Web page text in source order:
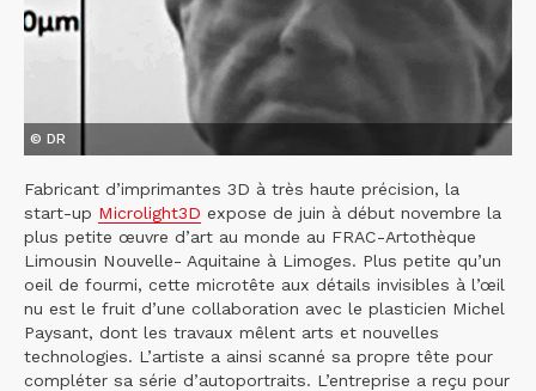
© DR
Fabricant d’imprimantes 3D à très haute précision, la
start-up Microlight3D expose de juin à début novembre la
plus petite œuvre d’art au monde au FRAC-Artothèque
Limousin Nouvelle- Aquitaine à Limoges. Plus petite qu’un
oeil de fourmi, cette microtête aux détails invisibles à l’œil
nu est le fruit d’une collaboration avec le plasticien Michel
Paysant, dont les travaux mêlent arts et nouvelles
technologies. L’artiste a ainsi scanné sa propre tête pour
compléter sa série d’autoportraits. L’entreprise a reçu pour